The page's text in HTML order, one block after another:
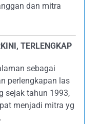
dan mitra
TERLENGKAP
sebagai
perlengkapan las
sejak tahun 1993,
menjadi mitra yg